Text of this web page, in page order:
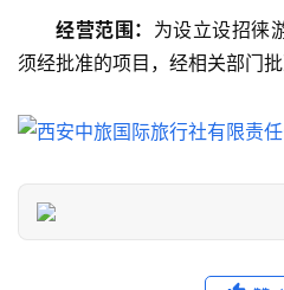
门
点
旅
游
信
经营范围： 为设立设招徕
须经批准的项目，经相关部门